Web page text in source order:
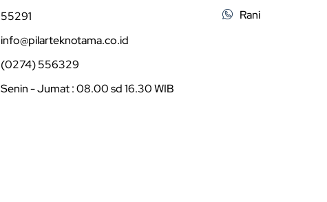
55291
info@pilarteknotama.co.id
(0274) 556329
Senin - Jumat : 08.00 sd 16.30 WIB
Rani